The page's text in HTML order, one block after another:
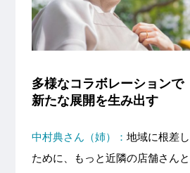
多様なコラボレーションで
新たな展開を生み出す
中村典さん（姉）： 地域に根差
ために、もっと近隣の店舗さん